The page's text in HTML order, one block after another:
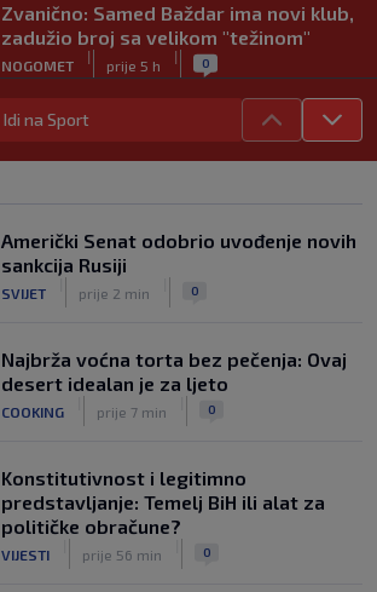
Zvanično: Samed Baždar ima novi klub,
zadužio broj sa velikom "težinom"
NOGOMET
|
prije 5 h
| 0
Prije nekoliko godina zaludjela je
internet, a onda nestala iz javnosti: Svi
Ivanović govorila o svojoj ljepoti i
predrasudama koje su je pratile tokom
karijere
Idi na Sport
Američki Senat odobrio uvođenje novih
sankcija Rusiji
SVIJET prije 2 min 0
Najbrža voćna torta bez pečenja: Ovaj
desert idealan je za ljeto
COOKING prije 7 min 0
Konstitutivnost i legitimno
predstavljanje: Temelj BiH ili alat za
političke obračune?
VIJESTI prije 56 min 0